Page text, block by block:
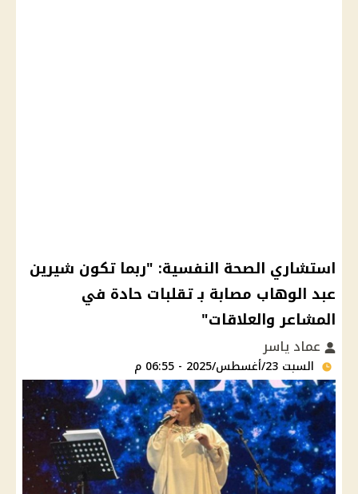
استشاري الصحة النفسية: "ربما تكون شيرين
عبد الوهاب مصابة بـ تقلبات حادة في
المشاعر والعلاقات"
عماد ياسر
السبت 23/أغسطس/2025 - 06:55 م